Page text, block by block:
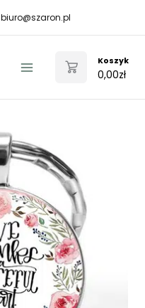
biuro@szaron.pl
Menu
Koszyk
0,00zł